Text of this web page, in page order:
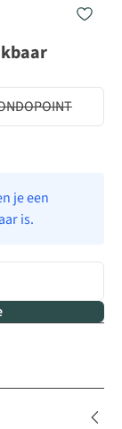
je een
is.